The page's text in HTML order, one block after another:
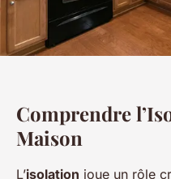
Comprendre
Maison
L’isolation joue un rôle